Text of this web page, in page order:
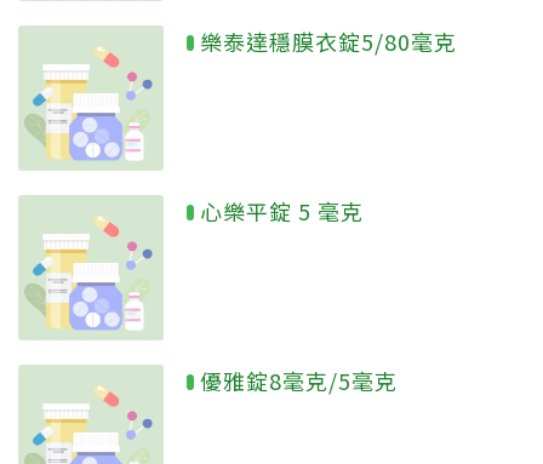
樂泰達穩膜衣錠5/80毫克
心樂平錠 5 毫克
優雅錠8毫克/5毫克